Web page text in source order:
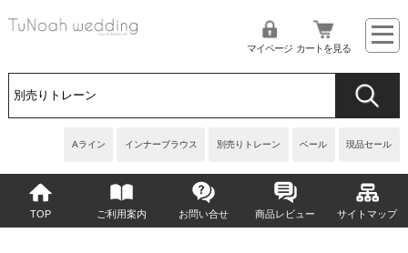
Aライン インナーブラウス 別売りトレーン ベール 現品セール
マイページ カートを見る
TOP ご利用案内 お問い合せ 商品レビュー サイトマップ